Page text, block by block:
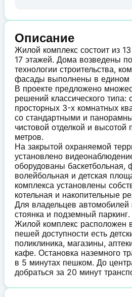
Описание
Жилой комплекс состоит из
17 этажей. Дома возведены
технологии строительства,
фасады выполнены в едином
В проекте предложено
решений классического типа:
просторных 3-х комнатных
со стандартными и
чистовой отделкой и высотой
метров.
На закрытой охраняемой
установлено
оборудованы баскетбольная,
волейбольная и детская
комплекса установлены
котельная и накопительные
Для владельцев
стоянка и подземный паркинг.
Жилой комплекс
пешей доступности есть
поликлиника, магазины,
кафе. Остановка наземного
в 5 минутах пешком. До
добраться за 20 минут